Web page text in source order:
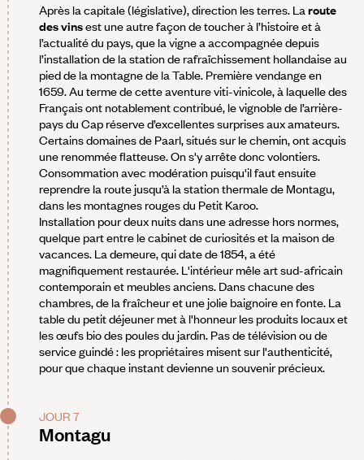
Après la capitale (législative), direction les terres. La route
des vinsest une autre façon de toucher à l’histoire et à
l’actualité du pays, que la vigne a accompagnée depuis
l’installation de la station de rafraîchissement hollandaise au
pied de la montagne de la Table. Première vendange en
1659. Au terme de cette aventure viti-vinicole, à laquelle des
Français ont notablement contribué, le vignoble de l’arrière-
pays du Cap réserve d’excellentes surprises aux amateurs.
Certains domaines de Paarl, situés sur le chemin, ont acquis
une renommée flatteuse. On s'y arrête donc volontiers.
Consommation avec modération puisqu'il faut ensuite
reprendre la route jusqu’à la station thermale de Montagu,
dans les montagnes rouges du Petit Karoo.
Installation pour deux nuits dans une adresse hors normes,
quelque part entre le cabinet de curiosités et la maison de
vacances. La demeure, qui date de 1854, a été
magnifiquement restaurée. L'intérieur mêle art sud-africain
contemporain et meubles anciens. Dans chacune des
chambres, de la fraîcheur et une jolie baignoire en fonte. La
table du petit déjeuner met à l'honneur les produits locaux et
les œufs bio des poules du jardin. Pas de télévision ou de
service guindé : les propriétaires misent sur l'authenticité,
pour que chaque instant devienne un souvenir précieux.
JOUR 7
Montagu